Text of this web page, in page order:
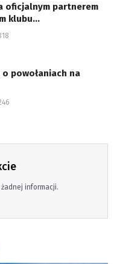
oficjalnym partnerem
klubu…
powołaniach na
informacji.